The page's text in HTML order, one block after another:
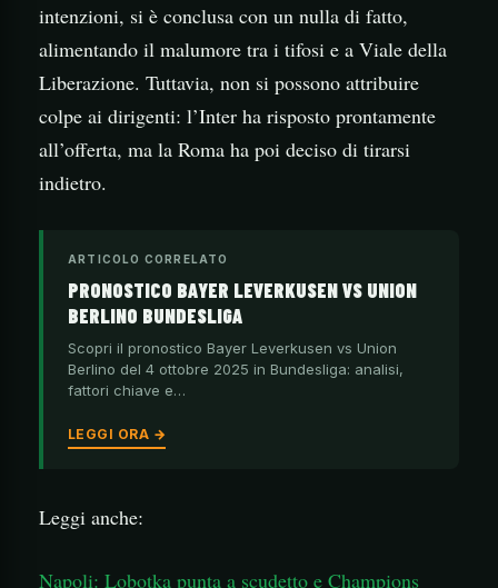
intenzioni, si è conclusa con un nulla di fatto,
alimentando il malumore tra i tifosi e a Viale della
Liberazione. Tuttavia, non si possono attribuire
colpe ai dirigenti: l’Inter ha risposto prontamente
all’offerta, ma la Roma ha poi deciso di tirarsi
indietro.
ARTICOLO CORRELATO
PRONOSTICO BAYER LEVERKUSEN VS UNION
BERLINO BUNDESLIGA
Scopri il pronostico Bayer Leverkusen vs Union
Berlino del 4 ottobre 2025 in Bundesliga: analisi,
fattori chiave e…
LEGGI ORA →
Leggi anche:
Napoli: Lobotka punta a scudetto e Champions